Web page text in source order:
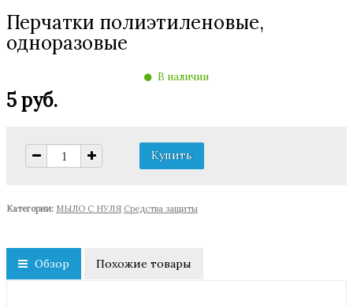
Перчатки полиэтиленовые,
одноразовые
В наличии
5 руб.
Категории: МЫЛО С НУЛЯ Средства защиты
Обзор Похожие товары